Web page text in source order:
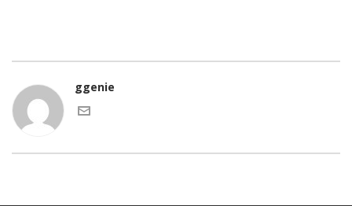
ggenie